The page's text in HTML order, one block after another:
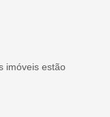
imóveis estão